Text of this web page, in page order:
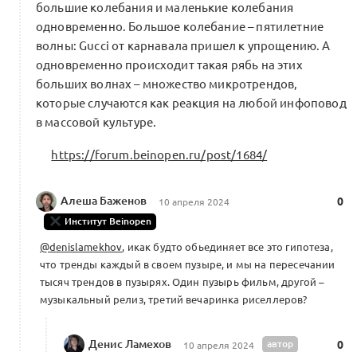
большие колебания и маленькие колебания
одновременно. Большое колебание – пятилетние
волны: Gucci от карнавала пришел к упрощению. А
одновременно происходит такая рябь на этих
больших волнах – множество микротрендов,
которые случаются как реакция на любой инфоповод
в массовой культуре.
https://forum.beinopen.ru/post/1684/
Алеша Баженов 10 апреля 2024
Институт Beinopen
0
@denislamekhov, икак будто обьединяет все это гипотеза,
что тренды каждый в своем пузыре, и мы на пересечании
тысяч трендов в пузырях. Один пузырь фильм, другой –
музыкальный релиз, третий вечаринка риселлеров?
Денис Ламехов 10 апреля 2024
автор
0